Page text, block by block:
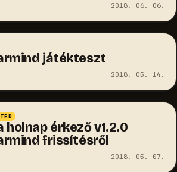
2018. 06. 06.
játékteszt
2018. 05. 14.
holnap érkező v1.2.0
frissítésről
2018. 05. 07.